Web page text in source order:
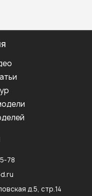
78
д.5, стр.14